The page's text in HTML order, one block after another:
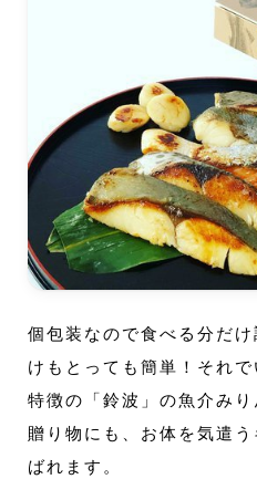
個包装なので食べる分だ
けもとっても簡単！それ
特徴の「鈴波」の魚介み
贈り物にも、お体を気遣
ばれます。